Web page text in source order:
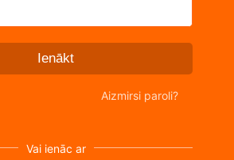
Ienākt
Aizmirsi paroli?
Vai ienāc ar